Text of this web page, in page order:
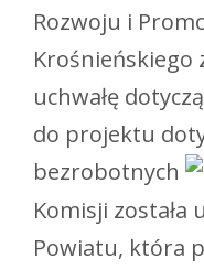
Rozwoju i
Krośnieńskiego
uchwałę
do projektu
bezrobotnych
Komisji została
Powiatu, która